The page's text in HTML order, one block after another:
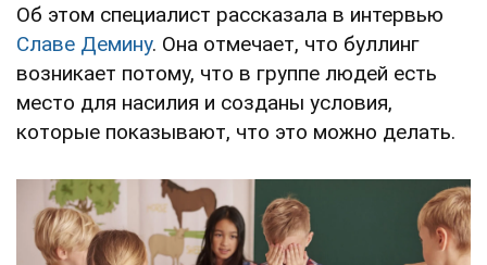
Об этом специалист рассказала в интервью
Славе Демину. Она отмечает, что буллинг
возникает потому, что в группе людей есть
место для насилия и созданы условия,
которые показывают, что это можно делать.